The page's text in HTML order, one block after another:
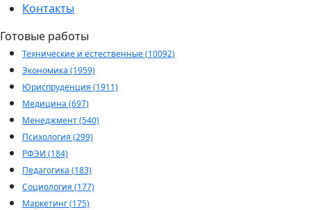
Контакты
Готовые работы
Технические и естественные (10092)
Экономика (1959)
Юриспруденция (1911)
Медицина (697)
Менеджмент (540)
Психология (299)
РФЭИ (184)
Педагогика (183)
Социология (177)
Маркетинг (175)